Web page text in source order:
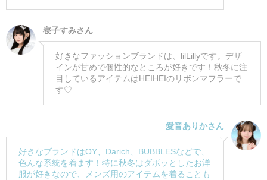
寝子すみさん
好きなファッションブランドは、lilLillyです。デザ
インが甘めで個性的なところが好きです！秋冬に注
目しているアイテムはHEIHEIのリボンマフラーで
す♡
愛音ありかさん
好きなブランドはOY、Darich、BUBBLESなどで、
色んな系統を着ます！特に秋冬はダボッとしたお洋
服が好きなので、メンズ用のアイテムを着ることも